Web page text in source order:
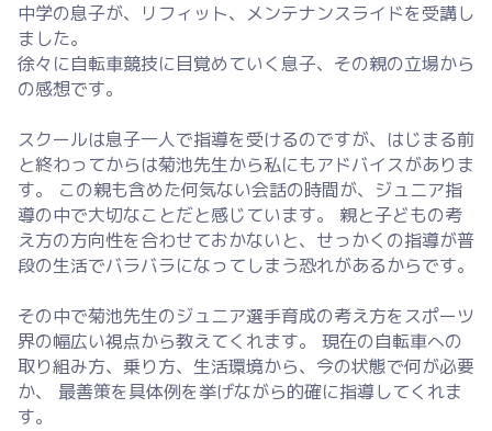
中学の息子が、リフィット、メンテナンスライドを受講し
ました。
徐々に自転車競技に目覚めていく息子、その親の立場から
の感想です。
スクールは息子一人で指導を受けるのですが、はじまる前
と終わってからは菊池先生から私にもアドバイスがありま
す。 この親も含めた何気ない会話の時間が、ジュニア指
導の中で大切なことだと感じています。 親と子どもの考
え方の方向性を合わせておかないと、せっかくの指導が普
段の生活でバラバラになってしまう恐れがあるからです。
その中で菊池先生のジュニア選手育成の考え方をスポーツ
界の幅広い視点から教えてくれます。 現在の自転車への
取り組み方、乗り方、生活環境から、今の状態で何が必要
か、 最善策を具体例を挙げながら的確に指導してくれま
す。